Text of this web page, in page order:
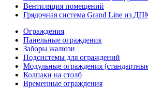
Вентиляция помещений
Грядочная система Grand Line из
Ограждения
Панельные ограждения
Заборы жалюзи
Подсистемы для ограждений
Модульные ограждения
Колпаки на столб
Временные ограждения